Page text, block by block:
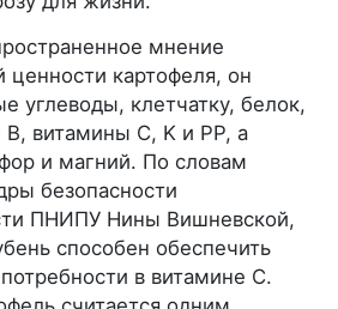
мнение
ценности картофеля, он
углеводы, клетчатку, белок,
витамины С, K и PP, а
и магний. По словам
безопасности
ПНИПУ Нины Вишневской,
способен обеспечить
в витамине С.